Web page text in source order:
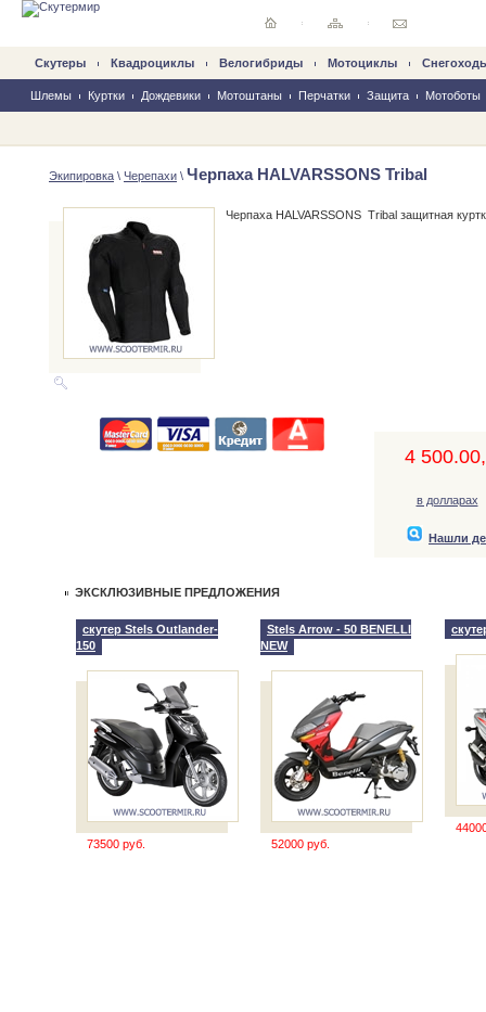
Скутеры Квадроциклы Велогибриды Mотоциклы
Шлемы Куртки Дождевики Мотоштаны Перчатки Защита Мотоботы
Экипировка \ Черепахи \ Черпаха HALVARSSONS Tribal
Черпаха HALVARSSONS Tribal защитная
4
в долларах
Нашли
ЭКСКЛЮЗИВНЫЕ ПРЕДЛОЖЕНИЯ
скутер Stels Outlander-
150
73500 руб.
Stels Arrow - 50 BENELLI
NEW
52000 руб.